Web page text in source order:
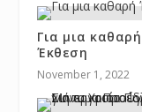
Για μια
Έκθεση
November 1, 2022